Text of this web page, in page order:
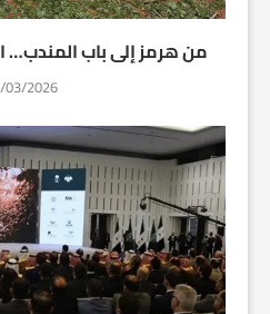
من هرمز إلى باب المندب…
03/2026